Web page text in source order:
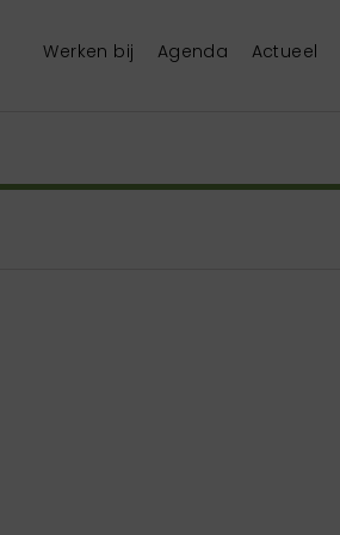
Werken bij Agenda Actueel